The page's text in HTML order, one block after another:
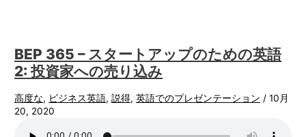
BEP 365 – スタートアップのための英語
2: 投資家への売り込み
高度な, ビジネス英語,説得,英語でのプレゼンテーション /10月
20, 2020